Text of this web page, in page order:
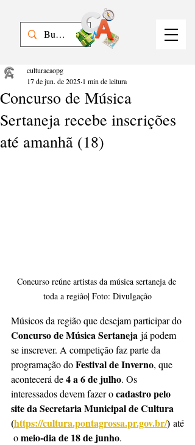
Concurso de Música
Sertaneja recebe inscrições
até amanhã (18)
culturacaopg
17 de jun. de 2025 1 min de leitura
Concurso reúne artistas da música sertaneja de
toda a região| Foto: Divulgação
Músicos da região que desejam participar do
Concurso de Música Sertaneja já podem
se inscrever. A competição faz parte da
programação do Festival de Inverno, que
acontecerá de 4 a 6 de julho. Os
interessados devem fazer o cadastro pelo
site da Secretaria Municipal de Cultura
(https://cultura.pontagrossa.pr.gov.br/) até
o meio-dia de 18 de junho.